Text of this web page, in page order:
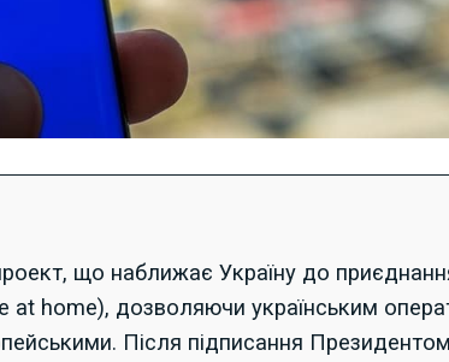
що наближає Україну до
at home), дозволяючи українським
Після підписання